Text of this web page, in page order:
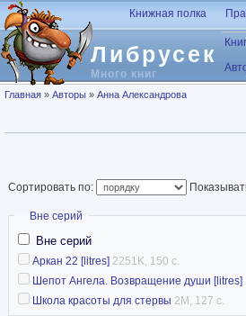
Перейти к основному содержанию
Либрусек
Много книг
Книжная полка
Вы здесь
Главная » Авторы » Анна Александрова
Сортировать по:
Скрыть
Вне серий
Вне серий
Аркан 22 [litres] 2251K, 150 с.
Шепот Ангела. Возвращение души [litres]
Школа красоты для стервы 2M, 127 с.